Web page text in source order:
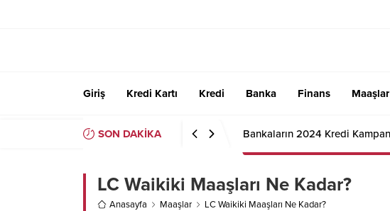
Giriş Kredi Kartı Kredi Banka Finans Maaşlar
SON DAKİKA Bankaların 2024 Kredi
LC Waikiki Maaşları Ne Kadar?
Anasayfa Maaşlar LC Waikiki Maaşları Ne Kadar?